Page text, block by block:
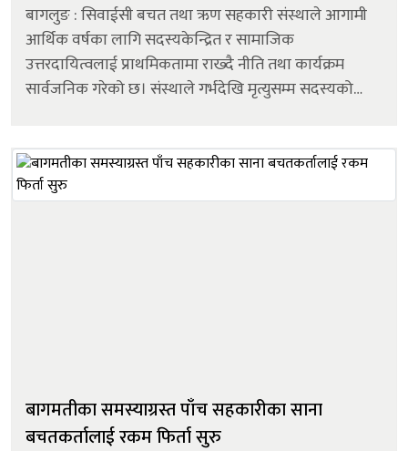
बागलुङ : सिवाईसी बचत तथा ऋण सहकारी संस्थाले आगामी
आर्थिक वर्षका लागि सदस्यकेन्द्रित र सामाजिक
उत्तरदायित्वलाई प्राथमिकतामा राख्दै नीति तथा कार्यक्रम
सार्वजनिक गरेको छ। संस्थाले गर्भदेखि मृत्युसम्म सदस्यको
बागमतीका समस्याग्रस्त पाँच सहकारीका साना
बचतकर्तालाई रकम फिर्ता सुरु